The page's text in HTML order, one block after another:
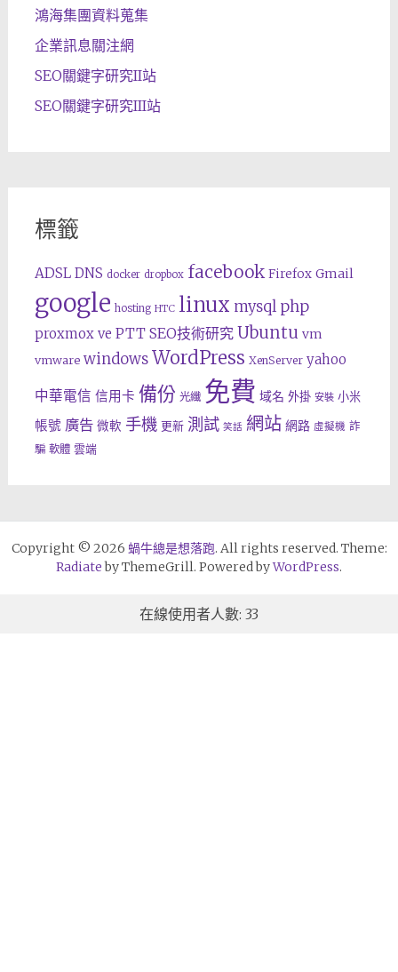
鴻海集團資料蒐集
企業訊息關注網
SEO關鍵字研究II站
SEO關鍵字研究III站
標籤
ADSL DNS docker dropbox facebook Firefox Gmail
google hosting HTC linux mysql php
proxmox ve PTT SEO技術研究 Ubuntu vm
vmware windows WordPress XenServer yahoo
中華電信 信用卡 備份 光纖 免費 域名 外掛 安裝 小米
帳號 廣告 微軟 手機 更新 測試 笑話 網站 網路 虛擬機 詐
騙 軟體 雲端
Copyright © 2026 蝸牛總是想落跑. All rights reserved. Theme:
Radiateby ThemeGrill. Powered byWordPress.
在線使用者人數: 33